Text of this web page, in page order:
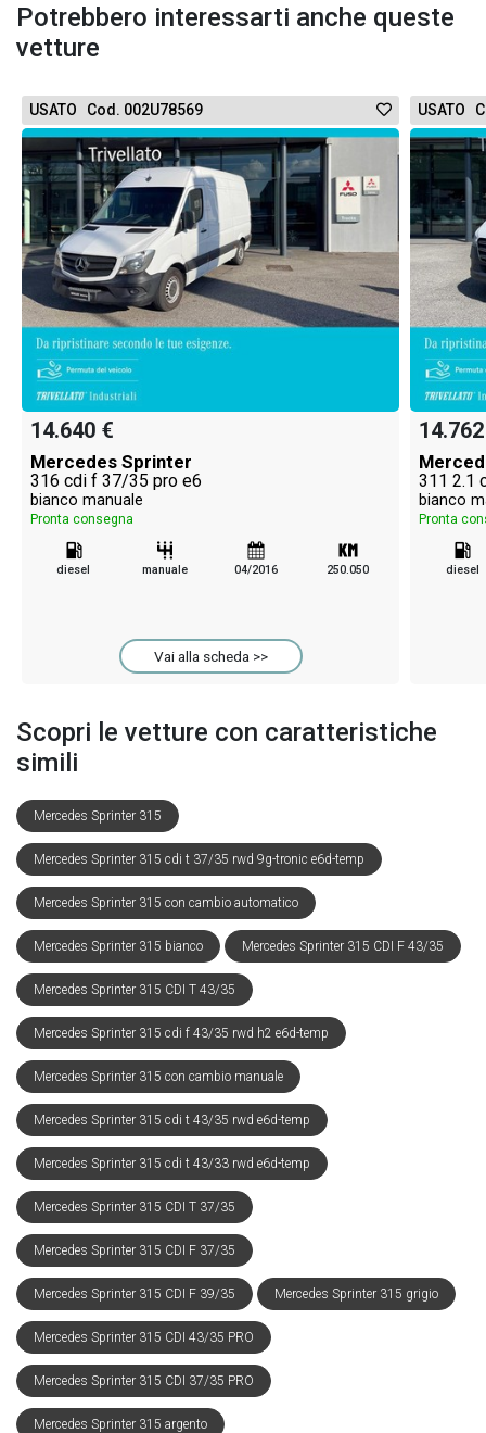
Potrebbero interessarti anche queste
vetture
USATO Cod. 002U78569
14.640 €
Mercedes Sprinter
316 cdi f 37/35 pro e6
bianco manuale
Pronta consegna
diesel manuale 04/2016 250.050
Vai alla scheda >>
USATO
311 2.1
bianco
Pronta
diesel
Scopri le vetture con caratteristiche
simili
Mercedes Sprinter 315
Mercedes Sprinter 315 cdi t 37/35 rwd 9g-tronic e6d-temp
Mercedes Sprinter 315 con cambio automatico
Mercedes Sprinter 315 bianco Mercedes Sprinter 315 CDI F 43/35
Mercedes Sprinter 315 CDI T 43/35
Mercedes Sprinter 315 cdi f 43/35 rwd h2 e6d-temp
Mercedes Sprinter 315 con cambio manuale
Mercedes Sprinter 315 cdi t 43/35 rwd e6d-temp
Mercedes Sprinter 315 cdi t 43/33 rwd e6d-temp
Mercedes Sprinter 315 CDI T 37/35
Mercedes Sprinter 315 CDI F 37/35
Mercedes Sprinter 315 CDI F 39/35 Mercedes Sprinter 315 grigio
Mercedes Sprinter 315 CDI 43/35 PRO
Mercedes Sprinter 315 CDI 37/35 PRO
Mercedes Sprinter 315 argento